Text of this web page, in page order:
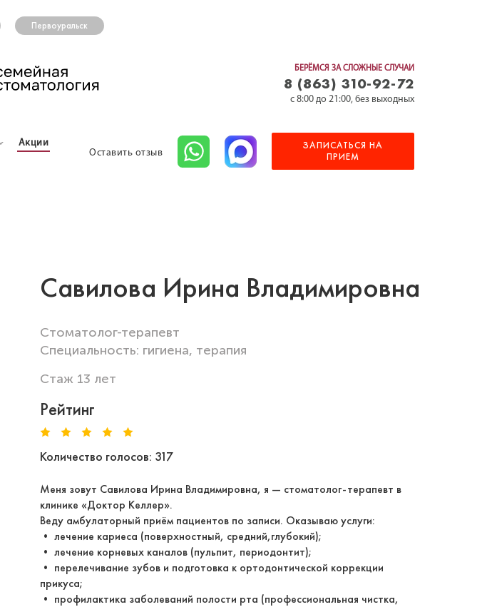
Первоуральск
БЕРЁМСЯ ЗА СЛОЖНЫЕ СЛУЧАИ
8 (863) 310-92-72
c 8:00 до 21:00, без выходных
Акции
Оставить отзыв
ЗАПИСАТЬСЯ НА
ПРИЕМ
Савилова Ирина Владимировна
Стоматолог-терапевт
Специальность: гигиена, терапия
Стаж 13 лет
Рейтинг
Количество голосов: 317
Меня зовут Савилова Ирина Владимировна, я — стоматолог-терапевт в
клинике «Доктор Келлер».
Веду амбулаторный приём пациентов по записи. Оказываю услуги:
• лечение кариеса (поверхностный, средний,глубокий);
• лечение корневых каналов (пульпит, периодонтит);
• перелечивание зубов и подготовка к ортодонтической коррекции
прикуса;
• профилактика заболеваний полости рта (профессиональная чистка,